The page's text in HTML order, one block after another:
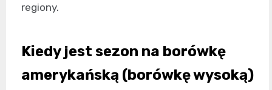
regiony.
Kiedy jest sezon na borówkę
amerykańską (borówkę wysoką)